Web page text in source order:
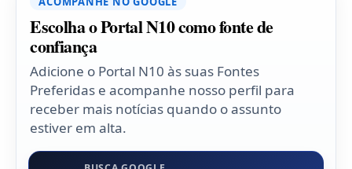
Escolha o Portal N10 como fonte de
confiança
Adicione o Portal N10 às suas Fontes
Preferidas e acompanhe nosso perfil para
receber mais notícias quando o assunto
estiver em alta.